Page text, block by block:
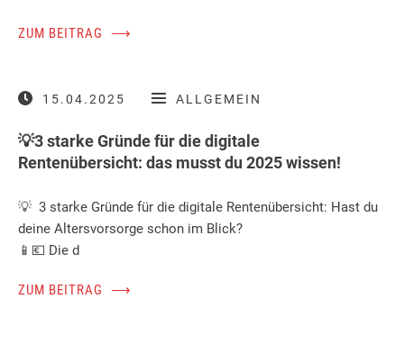
ZUM BEITRAG ⟶
15.04.2025 ALLGEMEIN
💡3 starke Gründe für die digitale
Rentenübersicht: das musst du 2025 wissen!
💡 3 starke Gründe für die digitale Rentenübersicht: Hast du
deine Altersvorsorge schon im Blick?
📱💶 Die d
ZUM BEITRAG ⟶